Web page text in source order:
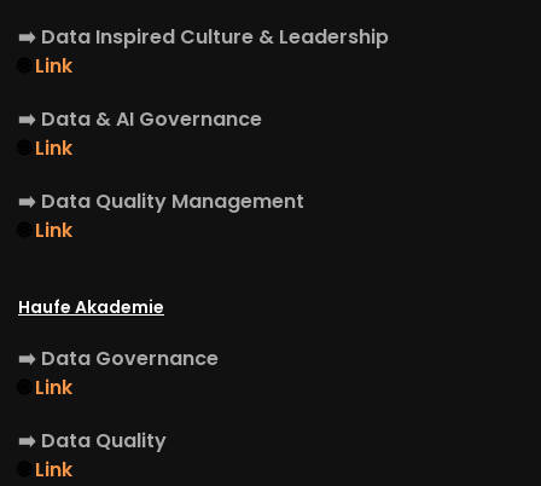
➡️ Data Inspired Culture & Leadership
Link
➡️ Data & AI Governance
Link
➡️ Data Quality Management
Link
Haufe Akademie
➡️ Data Governance
Link
➡️ Data Quality
Link